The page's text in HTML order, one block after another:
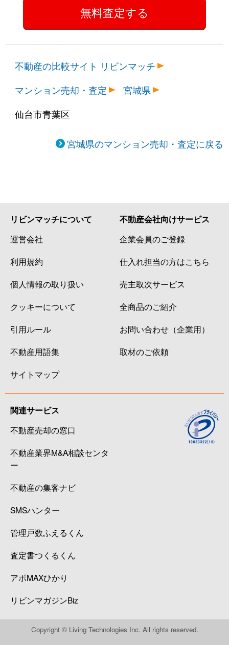
1,500万円
勾当台公園
錦町
410万円
勾当台公園
錦町
9,700万円
勾当台公園
支倉町
1,900万円
勾当台公園
八幡
250万円
国見(宮城)
八幡
1,300万円
国際センター(宮城)
八幡
2,800万円
国際センター(宮城)
葉山町
860万円
北仙台
葉山町
2,100万円
北仙台
広瀬町
6,500万円
北四番丁
広瀬町
広瀬町
広瀬町
広瀬町
3,900万円
広瀬町
広瀬町
福沢町
福沢町
二日町
二日町
二日町
1,800万円 北四番丁
不動産の比較サイト リビンマッチ
マンション売却・査定
宮城県
仙台市青葉区
宮城県のマンション売却・査定に戻る
リビンマッチについて
運営会社
利用規約
個人情報の取り扱い
クッキーについて
引用ルール
不動産用語集
サイトマップ
不動産会社向けサービス
企業会員のご登録
仕入れ担当の方はこちら
売主取次サービス
全商品のご紹介
お問い合わせ（企業用）
取材のご依頼
関連サービス
不動産売却の窓口
不動産業界M&A相談センタ
ー
不動産の集客ナビ
SMSハンター
管理戸数ふえるくん
査定書つくるくん
アポMAXひかり
リビンマガジンBiz
Copyright © Living Technologies Inc. All rights reserved.